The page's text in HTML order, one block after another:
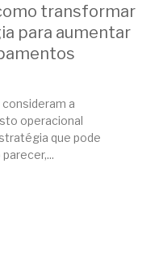
transformar
para aumentar
a
operacional
que pode